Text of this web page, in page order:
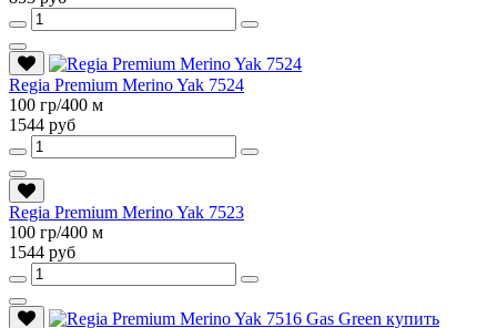
Regia Premium Merino Yak 7524
100 гр/400 м
1544 руб
Regia Premium Merino Yak 7523
100 гр/400 м
1544 руб